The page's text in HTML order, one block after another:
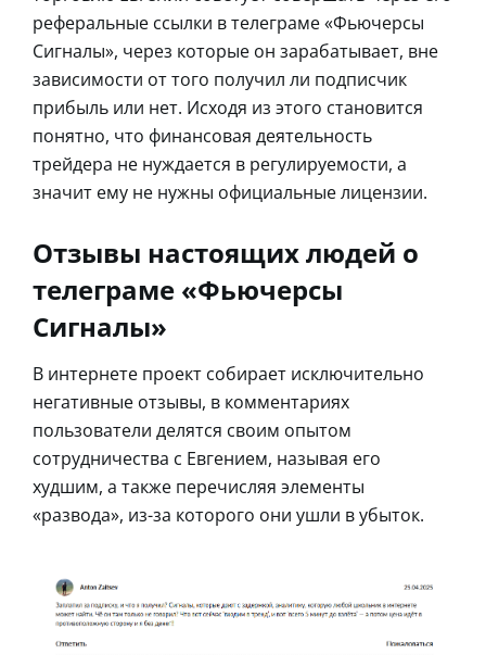
реферальные ссылки в телеграме «Фьючерсы
Сигналы», через которые он зарабатывает, вне
зависимости от того получил ли подписчик
прибыль или нет. Исходя из этого становится
понятно, что финансовая деятельность
трейдера не нуждается в регулируемости, а
значит ему не нужны официальные лицензии.
Отзывы настоящих людей о
телеграме «Фьючерсы
Сигналы»
В интернете проект собирает исключительно
негативные отзывы, в комментариях
пользователи делятся своим опытом
сотрудничества с Евгением, называя его
худшим, а также перечисляя элементы
«развода», из-за которого они ушли в убыток.